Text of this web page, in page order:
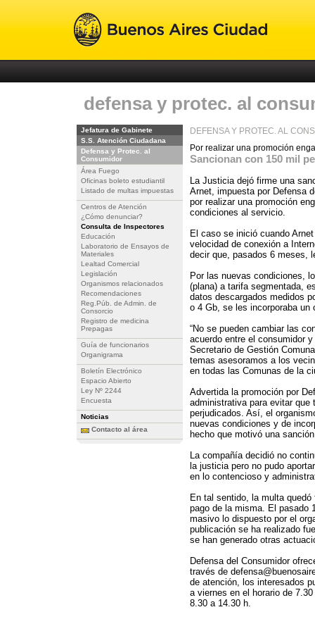
defensa y protec. al
Jefatura de Gabinete
S.S. Atención Ciudadana
Defensa y Protec. al
Consumidor
Área Fuego
Oficinas boleto estudiantil
Listado de multas impuestas
Centros de Atención
¿Cómo denunciar?
Consulta de Inspectores
Educación
Laboratorio de Ensayos de
Materiales
Lealtad Comercial
Legislación
Organismos relacionados
Recomendaciones
Reg.Púb. de Admin. de
Consorcio
Registro de medicina
Prepagas
Guía de funcionarios
Organigrama
Boletín Electrónico
Espacio Abierto
Ley Nº 2244
Encuesta
Noticias
Contacto al área
DEFENSA Y PROTEC. AL
Por realizar una promoción
Sancionan con 150 mil
La Justicia dejó firme una
Arnet, impuesta por Defensa
por realizar una promoción
condiciones al servicio.
El caso se inició cuando
velocidad de conexión a
decir que, pasados 6 meses,
Por las nuevas condiciones,
(plana) a tarifa segmentada,
datos descargados medidos
o 4 Gb, se les incorporaba un
“No se pueden cambiar las
acuerdo entre el consumidor
Secretario de Gestión
temas asesoramos a los
en todas las Comunas de la
Advertida la promoción por
administrativa para evitar
perjudicados. Así, el
nuevas condiciones y de
hecho que motivó una
La compañía decidió no
la justicia pero no pudo
en lo contencioso y
En tal sentido, la multa
pago de la misma. El pasado
masivo lo dispuesto por el
publicación se ha realizado
se han generado otras
Defensa del Consumidor
través de
de atención, los interesados
a viernes en el horario de
8.30 a 14.30 h.